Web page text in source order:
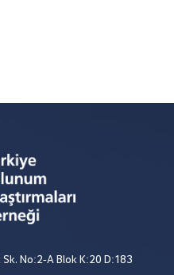
Sk. No:2-A Blok K:20 D:183